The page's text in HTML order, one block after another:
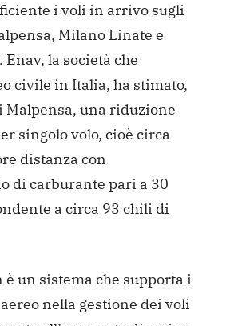
i voli in arrivo sugli
Milano Linate e
la società che
civile in Italia, ha stimato,
Malpensa, una riduzione
singolo volo, cioè circa
distanza con
di carburante pari a 30
a circa 93 chili di
è un sistema che supporta i
nella gestione dei voli